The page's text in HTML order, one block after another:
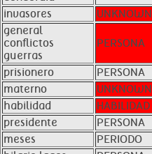
invasores
UNKNOWN
general
conflictos
guerras
PERSONA
prisionero
PERSONA
materno
UNKNOWN
habilidad
HABILIDAD
presidente
PERSONA
meses
PERIODO